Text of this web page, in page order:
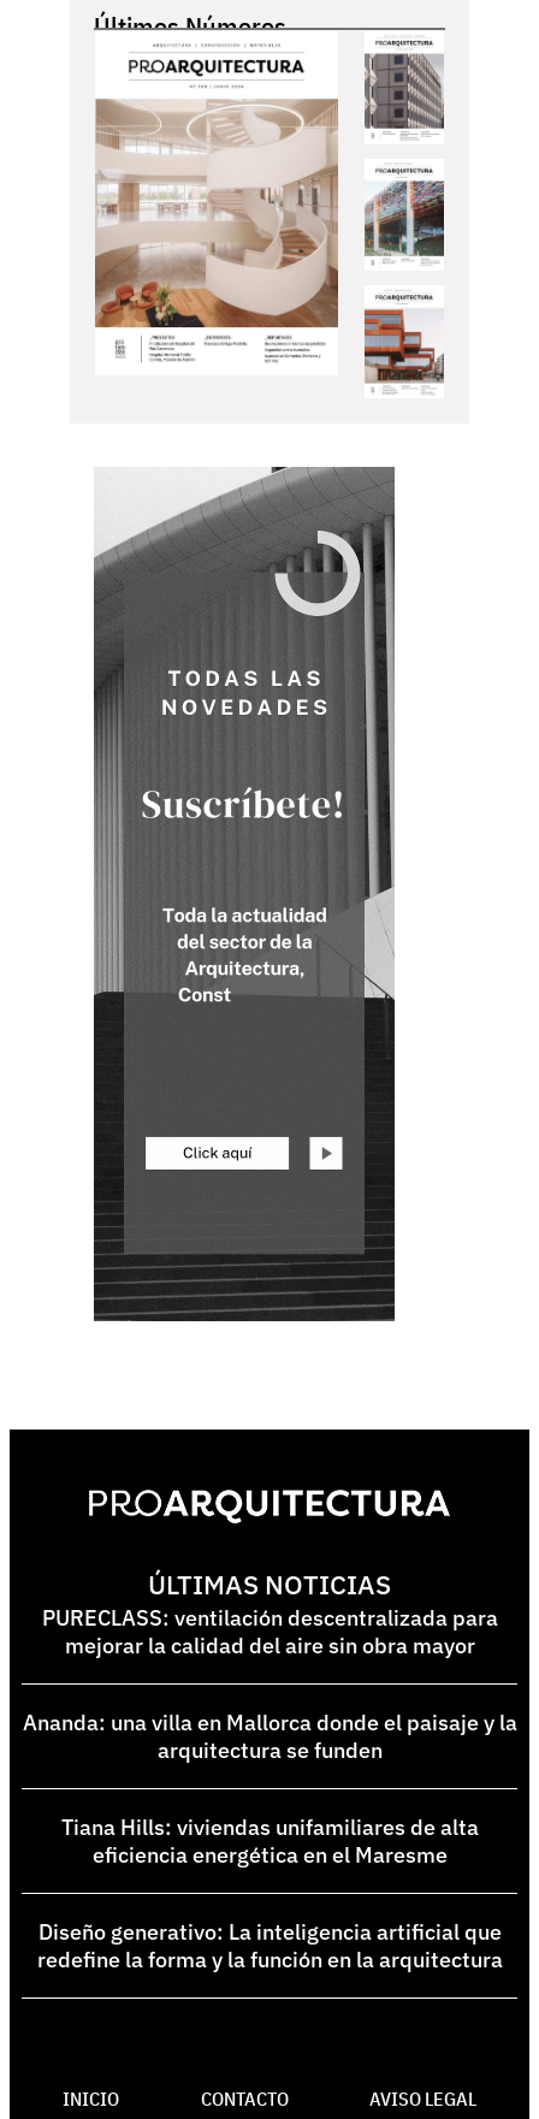
Últimos Números
ÚLTIMAS NOTICIAS
PURECLASS: ventilación descentralizada para
mejorar la calidad del aire sin obra mayor
Ananda: una villa en Mallorca donde el paisaje y la
arquitectura se funden
Tiana Hills: viviendas unifamiliares de alta
eficiencia energética en el Maresme
Diseño generativo: La inteligencia artificial que
redefine la forma y la función en la arquitectura
INICIO CONTACTO AVISO LEGAL